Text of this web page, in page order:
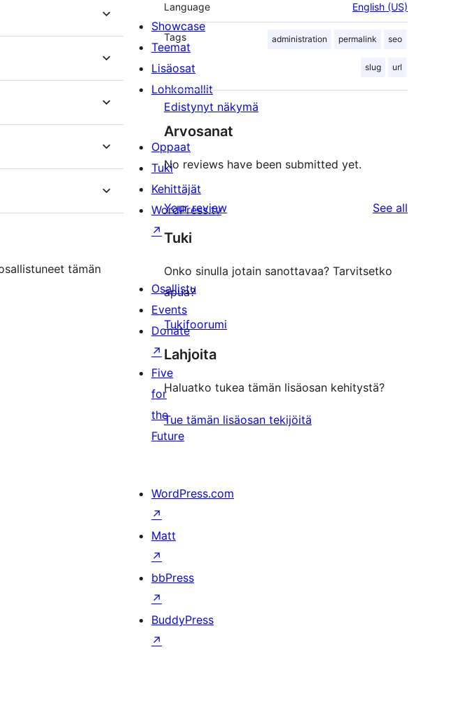
tämän
Language English (US)
Tags administration permalink seo
slug url
Edistynyt näkymä
Arvosanat
No reviews have been submitted yet.
Your review See all
Tuki
Onko sinulla jotain sanottavaa? Tarvitsetko
apua?
Tukifoorumi
Lahjoita
Haluatko tukea tämän lisäosan kehitystä?
Tue tämän lisäosan tekijöitä
Showcase
Teemat
Lisäosat
Lohkomallit
Oppaat
Tuki
Kehittäjät
WordPress.tv
↗
Osallistu
Events
Donate
↗
Five
for
the
Future
WordPress.com
↗
Matt
↗
bbPress
↗
BuddyPress
↗